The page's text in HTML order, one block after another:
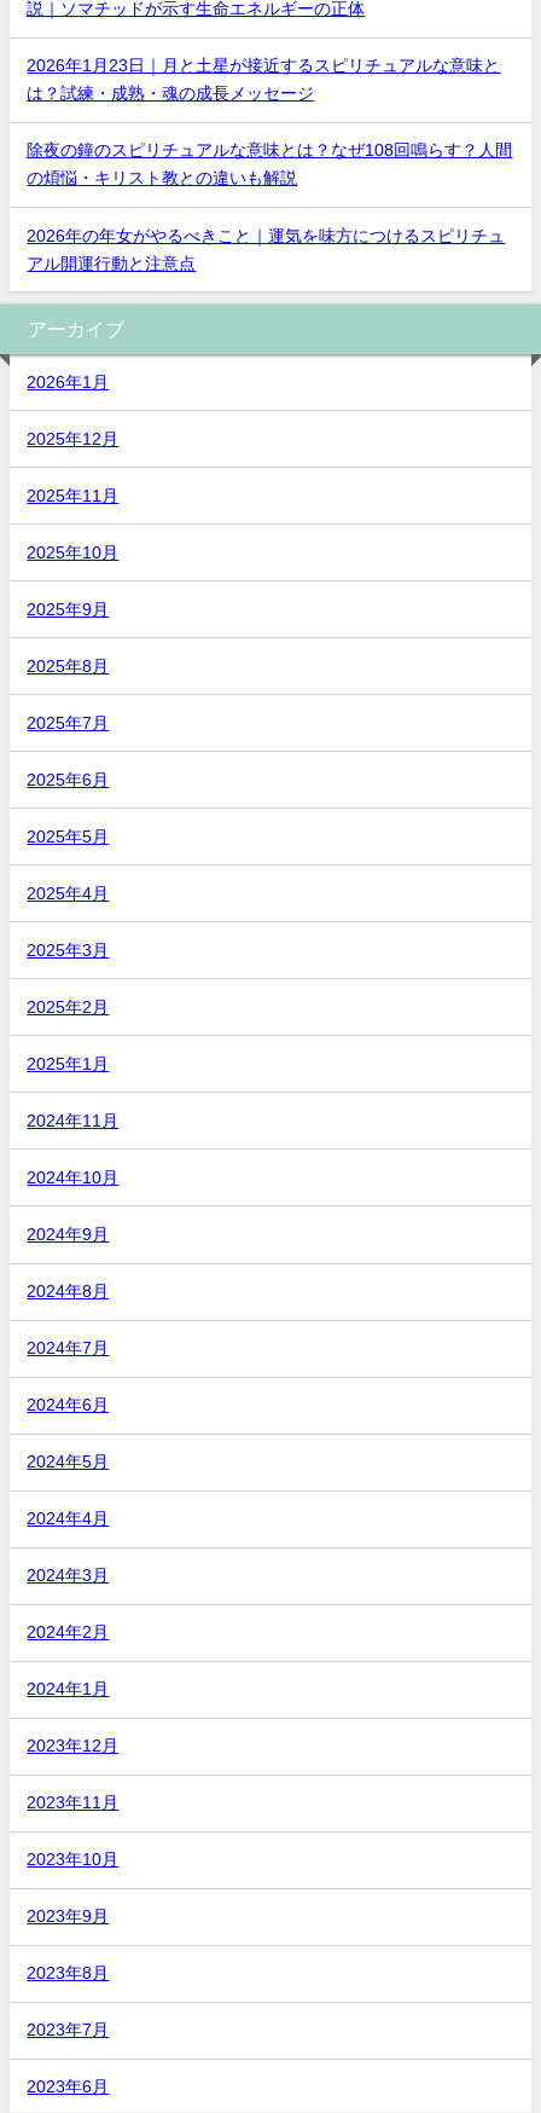
説｜ソマチッドが示す生命エネルギーの正体
2026年1月23日｜月と土星が接近するスピリチュアルな意味と
は？試練・成熟・魂の成長メッセージ
除夜の鐘のスピリチュアルな意味とは？なぜ108回鳴らす？人間
の煩悩・キリスト教との違いも解説
2026年の年女がやるべきこと｜運気を味方につけるスピリチュ
アル開運行動と注意点
アーカイブ
2026年1月
2025年12月
2025年11月
2025年10月
2025年9月
2025年8月
2025年7月
2025年6月
2025年5月
2025年4月
2025年3月
2025年2月
2025年1月
2024年11月
2024年10月
2024年9月
2024年8月
2024年7月
2024年6月
2024年5月
2024年4月
2024年3月
2024年2月
2024年1月
2023年12月
2023年11月
2023年10月
2023年9月
2023年8月
2023年7月
2023年6月